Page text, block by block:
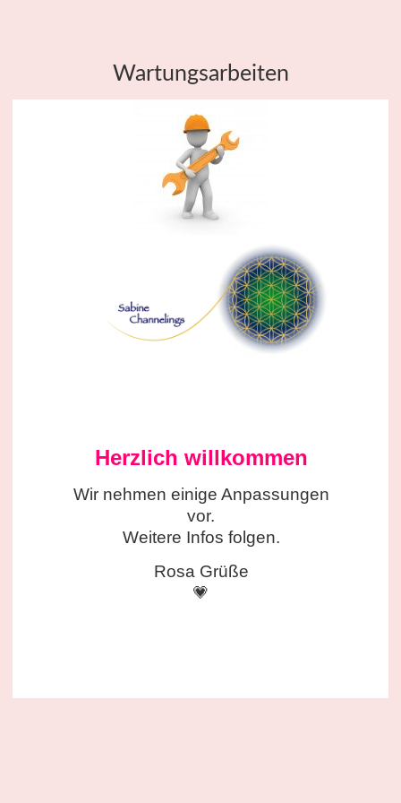
Wartungsarbeiten
Herzlich willkommen
Wir nehmen einige Anpassungen
vor.
Weitere Infos folgen.
Rosa Grüße
💗